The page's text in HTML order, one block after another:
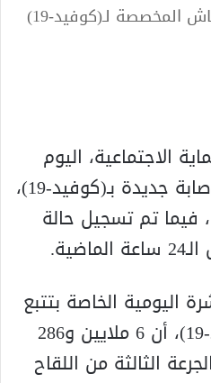
بلغ معدل ملء أسرة الإنعاش المخصصة لـ(كوفيد-19)
الاجتماعية، اليوم
الاثنين، عن تسجيل 36 إصابة جديدة بـ(كوفيد-19)،
11 شخصا، فيما تم تسجيل حالة
اليومية الخاصة بتتبع
الحالة الوبائية ل(كوفيد-19)، أن 6 ملايين و286
الجرعة الثالثة من اللقاح